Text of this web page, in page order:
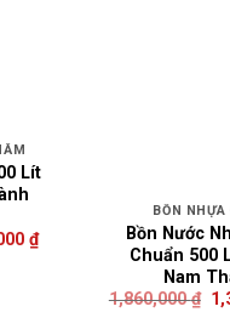
Lít
₫
BỒN NHỰA
Bồn Nước
Chuẩn 500
Nam
1,860,000₫